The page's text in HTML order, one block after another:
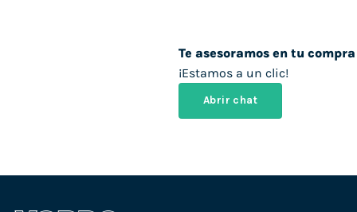
Te asesoramos en tu compra
¡Estamos a un clic!
Abrir chat